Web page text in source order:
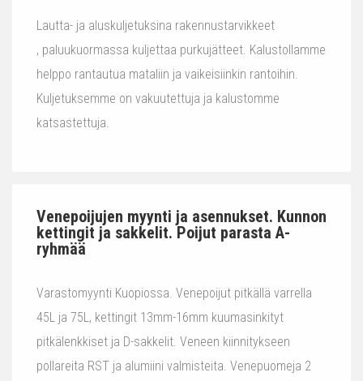
Lautta- ja aluskuljetuksina rakennustarvikkeet
, paluukuormassa kuljettaa purkujätteet. Kalustollamme
helppo rantautua mataliin ja vaikeisiinkin rantoihin.
Kuljetuksemme on vakuutettuja ja kalustomme
katsastettuja.
Venepoijujen myynti ja asennukset. Kunnon
kettingit ja sakkelit. Poijut parasta A-
ryhmää
Varastomyynti Kuopiossa. Venepoijut pitkällä varrella
45L ja 75L, kettingit 13mm-16mm kuumasinkityt
pitkälenkkiset ja D-sakkelit. Veneen kiinnitykseen
pollareita RST ja alumiini valmisteita. Venepuomeja 2